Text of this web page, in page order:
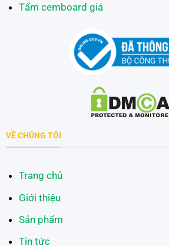
Tấm cemboard giá
VỀ CHÚNG TÔI
Trang chủ
Giới thiệu
Sản phẩm
Tin tức